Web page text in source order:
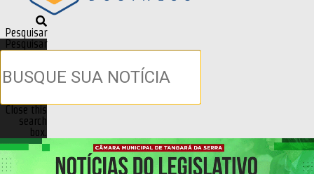
Pesquisar
Pesquisar
Close this
search
box.
Previous
Next
GOVERNO & LEGISLAÇÃO